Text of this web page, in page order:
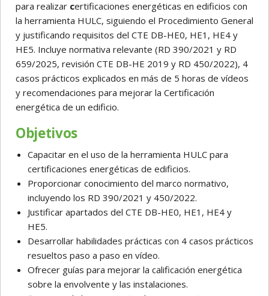
para realizar certificaciones energéticas en edificios con
la herramienta HULC, siguiendo el Procedimiento General
y justificando requisitos del CTE DB-HE0, HE1, HE4 y
HE5. Incluye normativa relevante (RD 390/2021 y RD
659/2025, revisión CTE DB-HE 2019 y RD 450/2022), 4
casos prácticos explicados en más de 5 horas de vídeos
y recomendaciones para mejorar la Certificación
energética de un edificio.
Objetivos
Capacitar en el uso de la herramienta HULC para
certificaciones energéticas de edificios.
Proporcionar conocimiento del marco normativo,
incluyendo los RD 390/2021 y 450/2022.
Justificar apartados del CTE DB-HE0, HE1, HE4 y
HE5.
Desarrollar habilidades prácticas con 4 casos prácticos
resueltos paso a paso en vídeo.
Ofrecer guías para mejorar la calificación energética
sobre la envolvente y las instalaciones.